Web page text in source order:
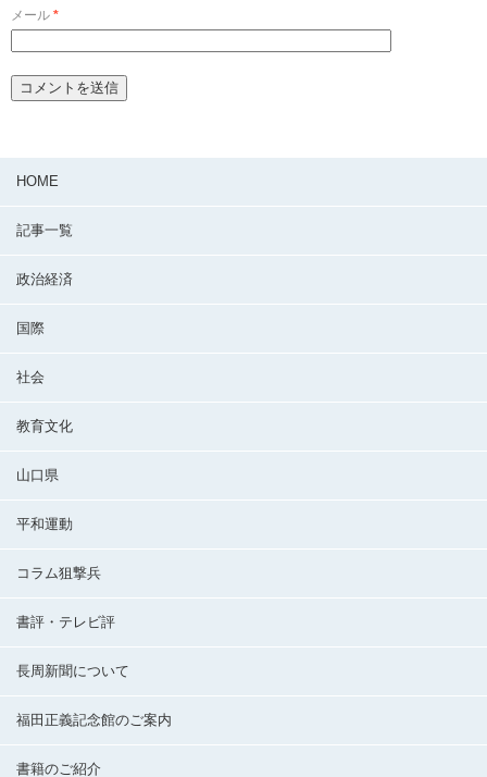
メール *
HOME
記事一覧
政治経済
国際
社会
教育文化
山口県
平和運動
コラム狙撃兵
書評・テレビ評
長周新聞について
福田正義記念館のご案内
書籍のご紹介